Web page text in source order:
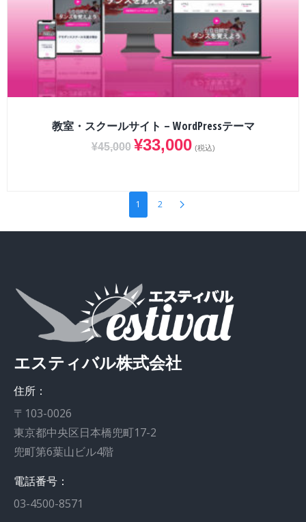
教室・スクールサイト – WordPressテーマ
¥45,000 ¥33,000 (税込)
1 2
エスティバル株式会社
住所：
〒103-0026
東京都中央区日本橋兜町17-2
兜町第6葉山ビル4階
電話番号：
03-4500-8571